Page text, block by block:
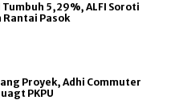
Tumbuh 5,29%, ALFI Soroti
Rantai Pasok
Proyek, Adhi Commuter
PKPU